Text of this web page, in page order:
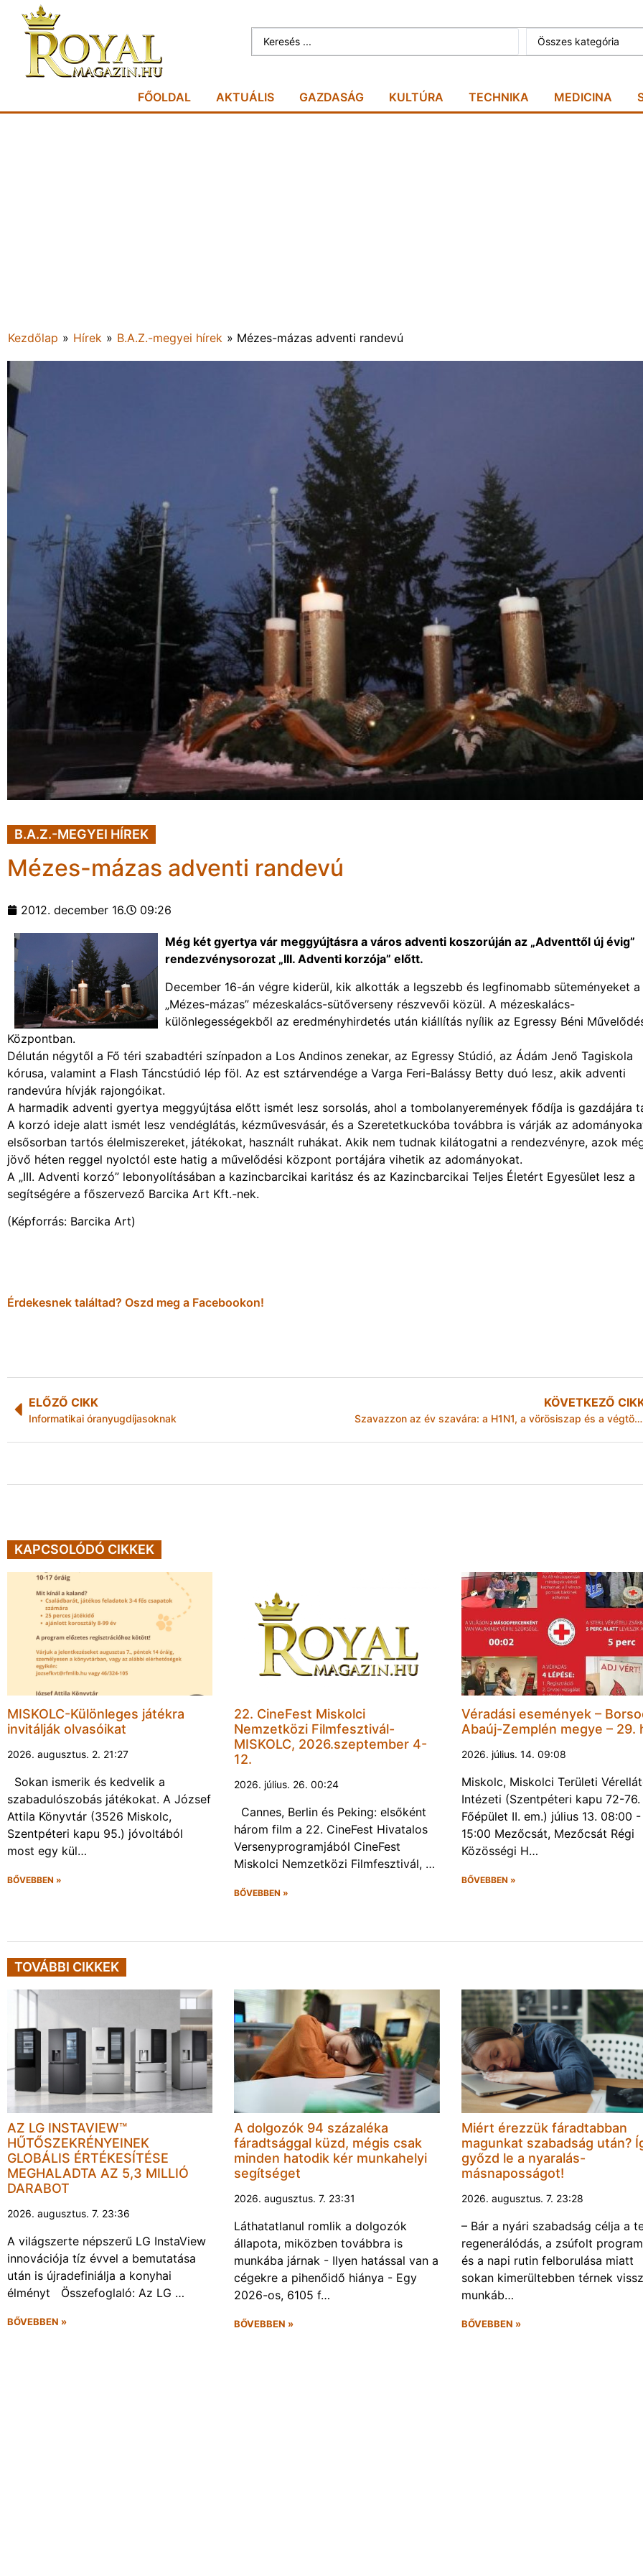
Összes kategória
FŐOLDAL AKTUÁLIS GAZDASÁG KULTÚRA TECHNIKA MEDICINA
Kezdőlap » Hírek » B.A.Z.-megyei hírek » Mézes-mázas adventi randevú
B.A.Z.-MEGYEI HÍREK
Mézes-mázas adventi randevú
2012. december 16. 09:26
Még két gyertya vár meggyújtásra a város adventi koszorúján az „Adventtől új évig”
rendezvénysorozat „III. Adventi korzója” előtt.
December 16-án végre kiderül, kik alkották a legszebb és legfinomabb süteményeket a
„Mézes-mázas” mézeskalács-sütőverseny részvevői közül. A mézeskalács-
különlegességekből az eredményhirdetés után kiállítás nyílik az Egressy Béni
Központban.
Délután négytől a Fő téri szabadtéri színpadon a Los Andinos zenekar, az Egressy Stúdió, az Ádám Jenő Tagiskola
kórusa, valamint a Flash Táncstúdió lép föl. Az est sztárvendége a Varga Feri-Balássy Betty duó lesz, akik adventi
randevúra hívják rajongóikat.
A harmadik adventi gyertya meggyújtása előtt ismét lesz sorsolás, ahol a tombolanyeremények fődíja is gazdájára
A korzó ideje alatt ismét lesz vendéglátás, kézművesvásár, és a Szeretetkuckóba továbbra is várják az
elsősorban tartós élelmiszereket, játékokat, használt ruhákat. Akik nem tudnak kilátogatni a rendezvényre, azok
jövő héten reggel nyolctól este hatig a művelődési központ portájára vihetik az adományokat.
A „III. Adventi korzó” lebonyolításában a kazincbarcikai karitász és az Kazincbarcikai Teljes Életért Egyesület lesz a
segítségére a főszervező Barcika Art Kft.-nek.
(Képforrás: Barcika Art)
Érdekesnek találtad? Oszd meg a Facebookon!
ELŐZŐ CIKK
Informatikai óranyugdíjasoknak
KÖVETKEZŐ
Szavazzon az év szavára: a H1N1, a vörösiszap és a végtörlesztés után mi következik?
KAPCSOLÓDÓ CIKKEK
MISKOLC-Különleges játékra
invitálják olvasóikat
2026. augusztus. 2. 21:27
Sokan ismerik és kedvelik a
szabadulószobás játékokat. A József
Attila Könyvtár (3526 Miskolc,
Szentpéteri kapu 95.) jóvoltából
most egy kül…
BŐVEBBEN »
22. CineFest Miskolci
Nemzetközi Filmfesztivál-
MISKOLC, 2026.szeptember 4-
12.
2026. július. 26. 00:24
Cannes, Berlin és Peking: elsőként
három film a 22. CineFest Hivatalos
Versenyprogramjából CineFest
Miskolci Nemzetközi Filmfesztivál, …
BŐVEBBEN »
Véradási események –
Abaúj-Zemplén megye – 29.
2026. július. 14. 09:08
Miskolc, Miskolci Területi
Intézeti (Szentpéteri kapu 72-76.
Főépület II. em.) július 13. 08:00 -
15:00 Mezőcsát, Mezőcsát Régi
Közösségi H…
BŐVEBBEN »
TOVÁBBI CIKKEK
AZ LG INSTAVIEW™
HŰTŐSZEKRÉNYEINEK
GLOBÁLIS ÉRTÉKESÍTÉSE
MEGHALADTA AZ 5,3 MILLIÓ
DARABOT
2026. augusztus. 7. 23:36
A világszerte népszerű LG InstaView
innovációja tíz évvel a bemutatása
után is újradefiniálja a konyhai
élményt Összefoglaló: Az LG …
BŐVEBBEN »
A dolgozók 94 százaléka
fáradtsággal küzd, mégis csak
minden hatodik kér munkahelyi
segítséget
2026. augusztus. 7. 23:31
Láthatatlanul romlik a dolgozók
állapota, miközben továbbra is
munkába járnak - Ilyen hatással van a
cégekre a pihenőidő hiánya - Egy
2026-os, 6105 f…
BŐVEBBEN »
Miért érezzük fáradtabban
magunkat szabadság után?
győzd le a nyaralás-
másnaposságot!
2026. augusztus. 7. 23:28
– Bár a nyári szabadság célja a
regenerálódás, a zsúfolt
és a napi rutin felborulása miatt
sokan kimerültebben térnek
munkáb…
BŐVEBBEN »